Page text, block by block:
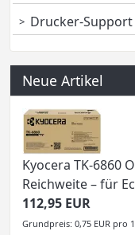
Drucker-Support
Neue Artikel
Kyocera TK-6860
Reichweite – für
112,95 EUR
Grundpreis: 0,75 EUR pro